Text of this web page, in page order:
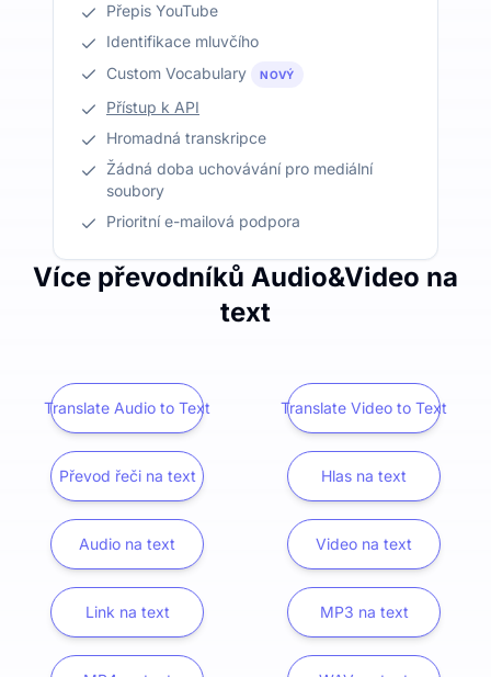
Přepis YouTube
Identifikace mluvčího
Custom Vocabulary
NOVÝ
Přístup k API
Hromadná transkripce
Žádná doba uchovávání pro mediální
soubory
Prioritní e-mailová podpora
Více převodníků Audio&Video na
text
Translate Audio to Text Translate Video to Text
Převod řeči na text Hlas na text
Audio na text Video na text
Link na text MP3 na text